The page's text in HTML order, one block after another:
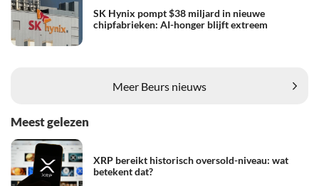
SK Hynix pompt $38 miljard in nieuwe
chipfabrieken: AI-honger blijft extreem
Meer Beurs nieuws
Meest gelezen
XRP bereikt historisch oversold-niveau: wat
betekent dat?